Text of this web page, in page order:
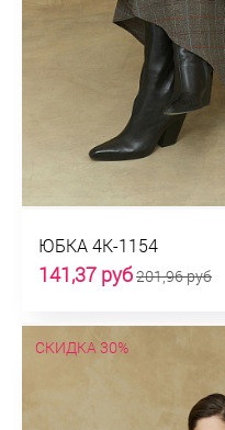
ЮБКА 4К-1154
141,37 руб201,96 руб
СКИДКА 30%